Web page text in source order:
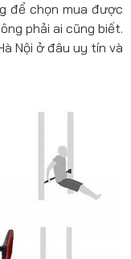
để chọn mua được
phải ai cũng biết.
Nội ở đâu uy tín và